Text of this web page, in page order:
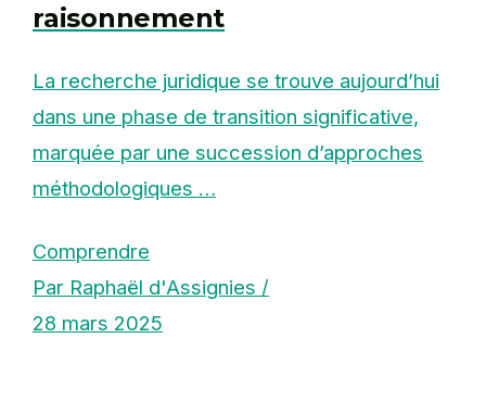
raisonnement
La recherche juridique se trouve aujourd’hui
dans une phase de transition significative,
marquée par une succession d’approches
méthodologiques …
Comprendre
Par Raphaël d'Assignies /
28 mars 2025